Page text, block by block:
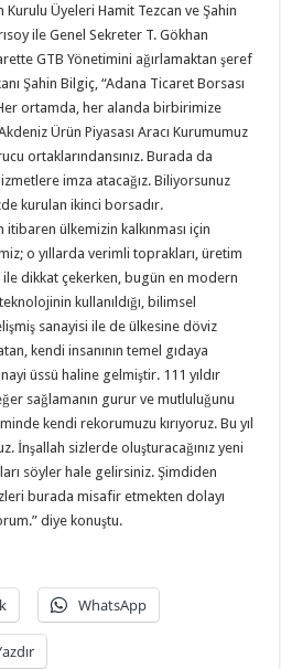
Üyeleri Hamit Tezcan ve Şahin
ile Genel Sekreter T. Gökhan
GTB Yönetimini ağırlamaktan şeref
Şahin Bilgiç, “Adana Ticaret Borsası
ortamda, her alanda birbirimize
Ürün Piyasası Aracı Kurumumuz
ortaklarındansınız. Burada da
imza atacağız. Biliyorsunuz
kurulan ikinci borsadır.
itibaren ülkemizin kalkınması için
o yıllarda verimli toprakları, üretim
dikkat çekerken, bugün en modern
kullanıldığı, bilimsel
sanayisi ile de ülkesine döviz
kendi insanının temel gıdaya
üssü haline gelmiştir. 111 yıldır
sağlamanın gurur ve mutluluğunu
kendi rekorumuzu kırıyoruz. Bu yıl
İnşallah sizlerde oluşturacağınız yeni
söyler hale gelirsiniz. Şimdiden
burada misafir etmekten dolayı
diye konuştu.
WhatsApp